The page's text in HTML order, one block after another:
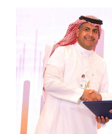
Real Estate Transactions